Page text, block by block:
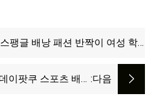
팽글 배낭 패션 반짝이 여성 학
이팟쿠 스포츠 배낭 :다음